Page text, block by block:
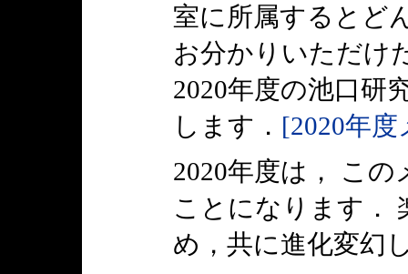
室に所属するとど
お分かりいただけ
2020年度の池口研
します． [2020年
2020年度は， こ
ことになります．
め，共に進化変幻